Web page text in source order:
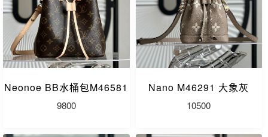
Neonoe BB水桶包M46581
9800
Nano M46291 大象灰
10500